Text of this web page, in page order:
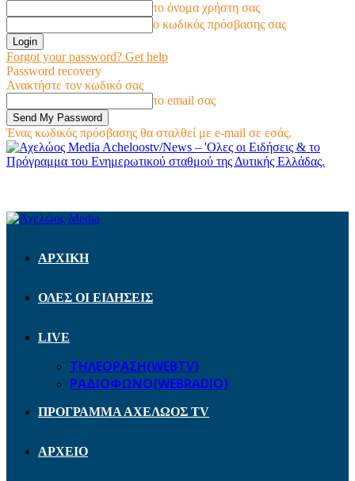
το όνομα χρήστη σας
ο κωδικός πρόσβασης σας
Forgot your password? Get help
Password recovery
Ανακτήστε τον κωδικό σας
το email σας
Ένας κωδικός πρόσβασης θα σταλθεί με e-mail σε εσάς.
Acheloostv/News – 'Ολες οι Ειδήσεις & το
Πρόγραμμα του Ενημερωτικού σταθμού της Δυτικής Ελλάδας.
ΑΡΧΙΚΗ
ΟΛΕΣ ΟΙ ΕΙΔΗΣΕΙΣ
LIVE
ΤΗΛΕΟΡΑΣΗ(WEBTV)
ΡΑΔΙΟΦΩΝΟ(WEBRADIO)
ΠΡΟΓΡΑΜΜΑ ΑΧΕΛΩΟΣ TV
ΑΡΧΕΙΟ